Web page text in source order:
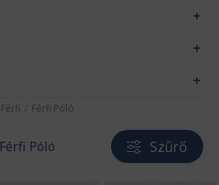
Férfi / Férfi Póló
Férfi Póló Szűrő